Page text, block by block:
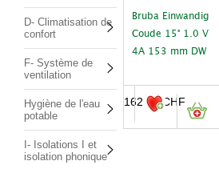
D- Climatisation de
confort
F- Système de
ventilation
Hygiène de l'eau
potable
I- Isolations I et
isolation phonique
Bruba Einwandig
Coude 15° 1.0 V
4A 153 mm DW
162.00CHF